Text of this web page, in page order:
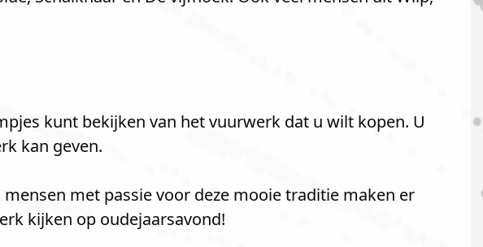
kunt bekijken van het vuurwerk dat u wilt kopen. U
kan geven.
met passie voor deze mooie traditie maken er
kijken op oudejaarsavond!